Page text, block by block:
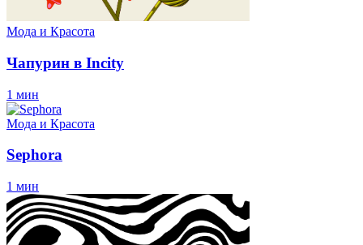
Мода и Красота
Чапурин в Incity
1 мин
Мода и Красота
Sephora
1 мин